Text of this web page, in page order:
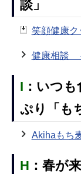
談」
笑顔健康ク
健康相談
I ： いつも
ぷり「も
Akihaもち
H ： 春が